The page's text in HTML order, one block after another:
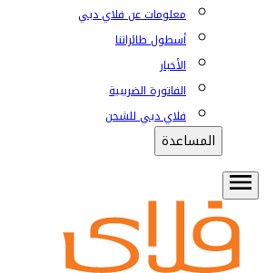
معلومات عن فلاي دبي
أسطول طائراتنا
الأخبار
الفاتورة الضريبية
فلاي دبي للشحن
المساعدة